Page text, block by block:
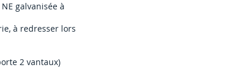
galvanisée à
à redresser lors
2 vantaux)